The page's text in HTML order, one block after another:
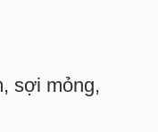
sợi mỏng,